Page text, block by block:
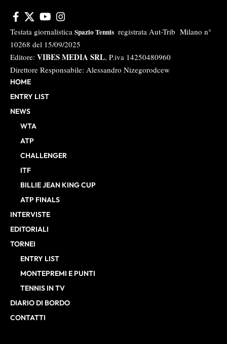
Testata giornalistica Spazio Tennis registrata Aut-Trib Milano n°
10268 del 15/09/2025
Editore: VIBES MEDIA SRL, P.iva 14250480960
Direttore Responsabile: Alessandro Nizegorodcew
HOME
ENTRY LIST
NEWS
WTA
ATP
CHALLENGER
ITF
BILLIE JEAN KING CUP
ATP FINALS
INTERVISTE
EDITORIALI
TORNEI
ENTRY LIST
MONTEPREMI E PUNTI
TENNIS IN TV
DIARIO DI BORDO
CONTATTI